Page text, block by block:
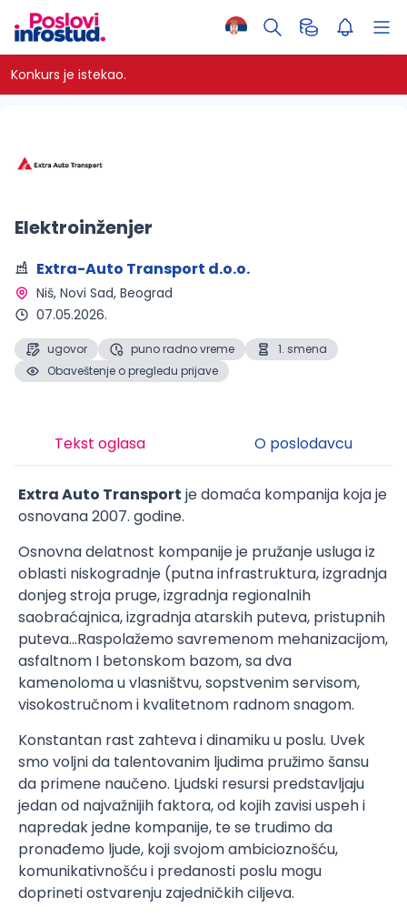
Konkurs je istekao.
Elektroinženjer
Extra-Auto Transport d.o.o.
Niš, Novi Sad, Beograd
07.05.2026.
ugovor puno radno vreme
1. smena
Obaveštenje o pregledu prijave
Tekst oglasa O poslodavcu
Extra Auto Transport je domaća kompanija koja je
osnovana 2007. godine.
Osnovna delatnost kompanije je pružanje usluga iz
oblasti niskogradnje (putna infrastruktura, izgradnja
donjeg stroja pruge, izgradnja regionalnih
saobraćajnica, izgradnja atarskih puteva, pristupnih
puteva…Raspolažemo savremenom mehanizacijom,
asfaltnom I betonskom bazom, sa dva
kamenoloma u vlasništvu, sopstvenim servisom,
visokostručnom i kvalitetnom radnom snagom.
Konstantan rast zahteva i dinamiku u poslu. Uvek
smo voljni da talentovanim ljudima pružimo šansu
da primene naučeno. Ljudski resursi predstavljaju
jedan od najvažnijih faktora, od kojih zavisi uspeh i
napredak jedne kompanije, te se trudimo da
pronađemo ljude, koji svojom ambicioznošću,
komunikativnošću i predanosti poslu mogu
doprineti ostvarenju zajedničkih ciljeva.